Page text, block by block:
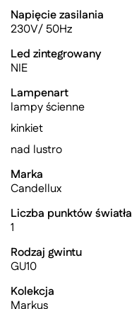
Napięcie zasilania
230V/ 50Hz
Led zintegrowany
NIE
Lampenart
lampy ścienne
kinkiet
nad lustro
Marka
Candellux
Liczba punktów światła
1
Rodzaj gwintu
GU10
Kolekcja